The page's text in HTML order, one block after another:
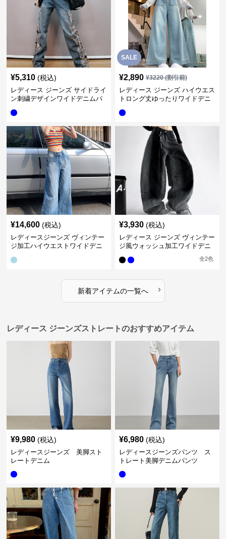
¥5,310 (税込)
レディース ジーンズ サイドライ
ン刺繍デザインワイドデニムパ
SALE
¥2,890 ¥3220(割引前)
レディース ジーンズ ハイウエス
トロング丈ゆったりワイドデニ
¥14,600 (税込)
レディースジーンズ ヴィンテー
ジ加工ハイウエストワイドデニ
¥3,930 (税込)
レディース ジーンズ ヴィンテー
ジ風ウォッシュ加工ワイドデニ
全2色
新着アイテムの一覧へ ›
レディース ジーンズストレートのおすすめアイテム
¥9,980 (税込)
レディースジーンズ 美脚スト
レートデニム
¥6,980 (税込)
レディースジーンズパンツ ス
トレート美脚デニムパンツ